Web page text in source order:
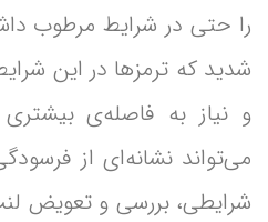
را حتی در شرایط مرطوب
شدید که ترمزها در این
و نیاز به فاصله‌ی
می‌تواند نشانه‌ای از
شرایطی، بررسی و تعویض